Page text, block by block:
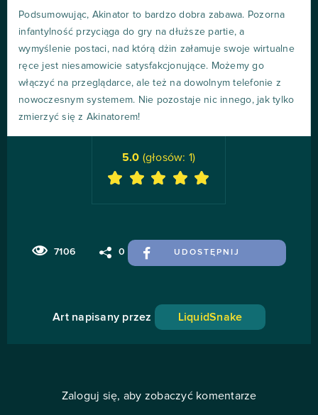
Podsumowując, Akinator to bardzo dobra zabawa. Pozorna
infantylność przyciąga do gry na dłuższe partie, a
wymyślenie postaci, nad którą dżin załamuje swoje wirtualne
ręce jest niesamowicie satysfakcjonujące. Możemy go
włączyć na przeglądarce, ale też na dowolnym telefonie z
nowoczesnym systemem. Nie pozostaje nic innego, jak tylko
zmierzyć się z Akinatorem!
7106 0 UDOSTĘPNIJ
5.0 (głosów: 1)
Art napisany przez LiquidSnake
Zaloguj się, aby zobaczyć komentarze